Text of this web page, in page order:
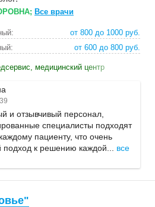
Все врачи
от 800 до 1000 руб.
от 600 до 800 руб.
медицинский центр
и отзывчивый персонал,
специалисты подходят
пациенту, что очень
подход к решению каждой... все